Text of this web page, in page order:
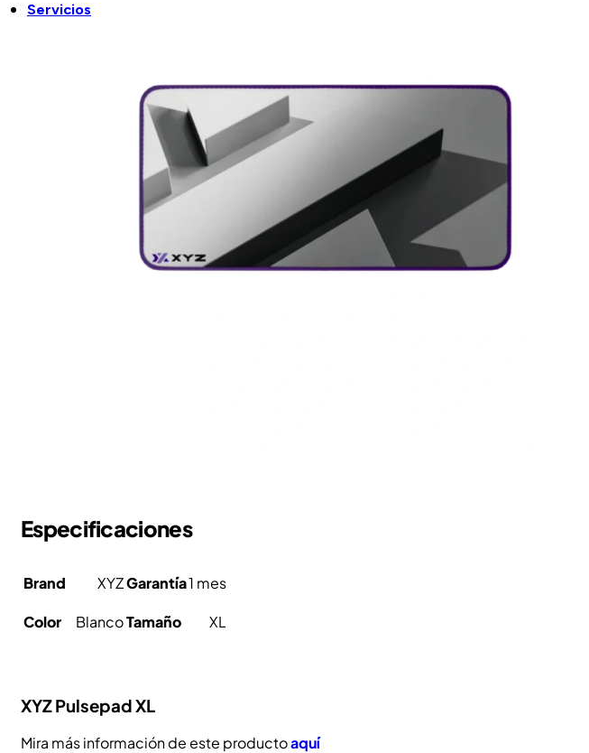
Servicios
Especificaciones
Brand XYZGarantía1 mes
Color BlancoTamaño XL
XYZ Pulsepad XL
Mira más información de este productoaquí